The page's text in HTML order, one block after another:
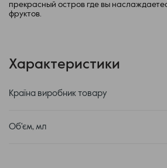
прекрасный остров где вы
фруктов.
Характеристики
Країна виробник товару
Об'єм, мл